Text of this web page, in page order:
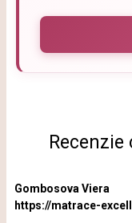
Gombosova Viera
https://matrace-